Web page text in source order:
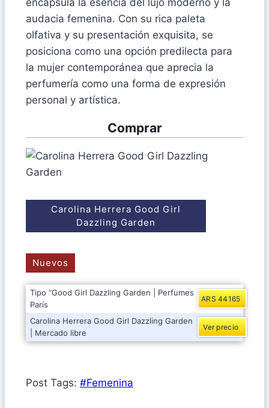
audacia femenina. Con su rica paleta
olfativa y su presentación exquisita, se
posiciona como una opción predilecta para
la mujer contemporánea que aprecia la
perfumería como una forma de expresión
personal y artística.
Comprar
Carolina Herrera Good Girl
Dazzling Garden
Nuevos
Tipo “Good Girl Dazzling Garden | Perfumes
París
ARS 44165
Carolina Herrera Good Girl Dazzling Garden
| Mercado libre
Ver precio
Post Tags: #Femenina